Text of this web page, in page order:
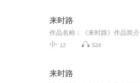
来时路
12 524
来时路